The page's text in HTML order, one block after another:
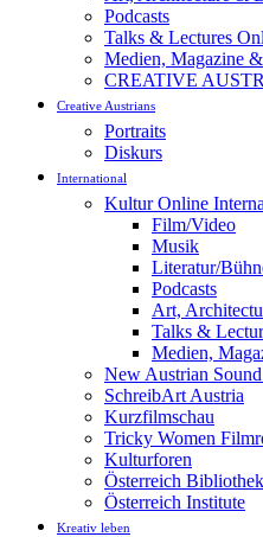
Podcasts
Talks & Lectures
Medien, Magazine
CREATIVE
Creative Austrians
Portraits
Diskurs
International
Kultur Online
Film/Video
Musik
Literatur/
Podcasts
Art,
Talks &
Medien,
New Austrian
SchreibArt Austria
Kurzfilmschau
Tricky Women
Kulturforen
Österreich
Österreich Institute
Kreativ leben